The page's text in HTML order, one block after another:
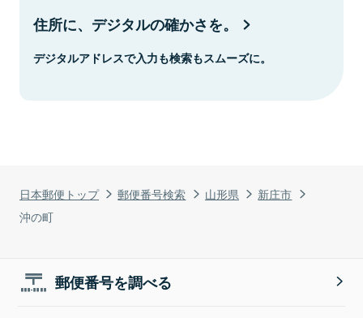
日本郵便トップ 郵便番号検索 山形県
新庄市
沖の町
住所に、デジタルの確かさを。
デジタルアドレスで入力も検索もスムーズに。
郵便番号を調べる